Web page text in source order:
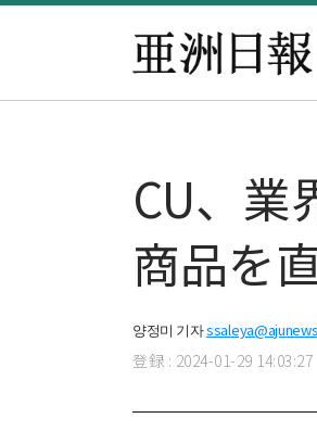
CU、業
商品を
양정미 기자
登録 : 2024-01-29 14:03:27